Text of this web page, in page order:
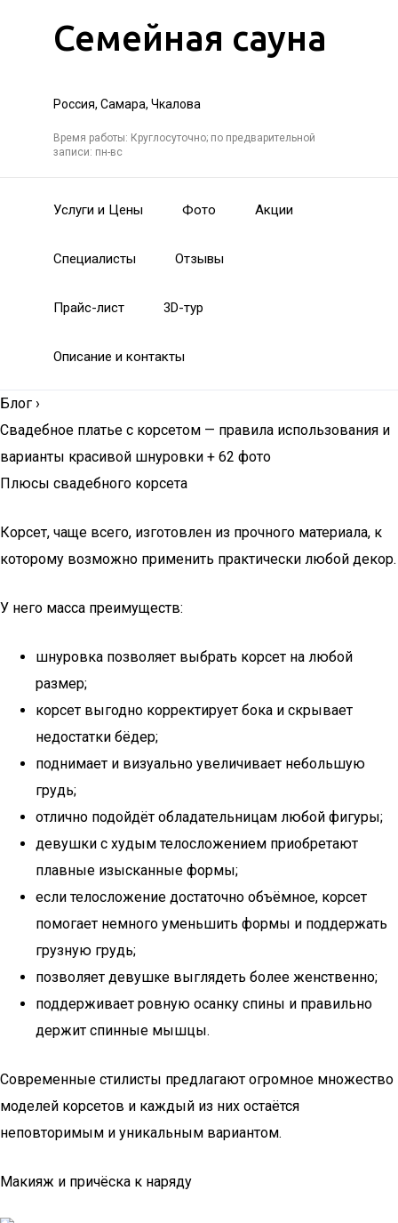
Семейная сауна
Россия, Самара, Чкалова
Время работы: Круглосуточно; по предварительной
записи: пн-вс
Услуги и Цены Фото Акции
Специалисты Отзывы
Прайс-лист 3D-тур
Описание и контакты
Блог ›
Свадебное платье с корсетом — правила использования и
варианты красивой шнуровки + 62 фото
Плюсы свадебного корсета
Корсет, чаще всего, изготовлен из прочного материала, к
которому возможно применить практически любой декор.
У него масса преимуществ:
шнуровка позволяет выбрать корсет на любой
размер;
корсет выгодно корректирует бока и скрывает
недостатки бёдер;
поднимает и визуально увеличивает небольшую
грудь;
отлично подойдёт обладательницам любой фигуры;
девушки с худым телосложением приобретают
плавные изысканные формы;
если телосложение достаточно объёмное, корсет
помогает немного уменьшить формы и поддержать
грузную грудь;
позволяет девушке выглядеть более женственно;
поддерживает ровную осанку спины и правильно
держит спинные мышцы.
Современные стилисты предлагают огромное множество
моделей корсетов и каждый из них остаётся
неповторимым и уникальным вариантом.
Макияж и причёска к наряду